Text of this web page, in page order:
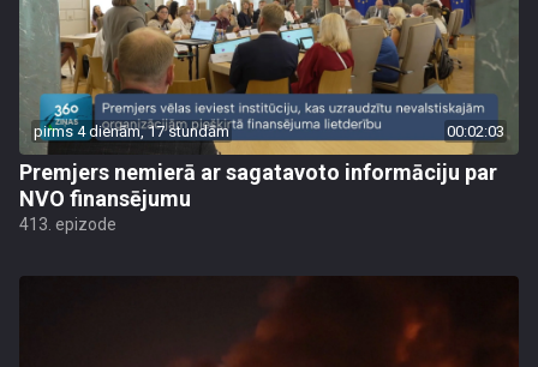
pirms 4 dienām, 17 stundām 00:02:03
Premjers nemierā ar sagatavoto informāciju par
NVO finansējumu
413. epizode